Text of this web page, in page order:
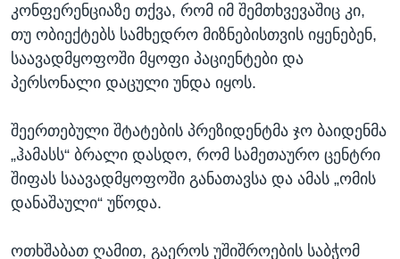
კონფერენციაზე თქვა, რომ იმ შემთხვევაშიც კი,
თუ ობიექტებს სამხედრო მიზნებისთვის იყენებენ,
საავადმყოფოში მყოფი პაციენტები და
პერსონალი დაცული უნდა იყოს.
შეერთებული შტატების პრეზიდენტმა ჯო ბაიდენმა
„ჰამასს“ ბრალი დასდო, რომ სამეთაურო ცენტრი
შიფას საავადმყოფოში განათავსა და ამას „ომის
დანაშაული“ უწოდა.
ოთხშაბათ ღამით, გაეროს უშიშროების საბჭომ